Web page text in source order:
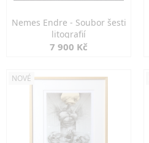
Nemes Endre - Soubor šesti
litografií
7 900 Kč
NOVÉ